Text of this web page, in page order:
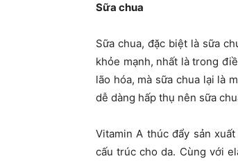
Sữa chua
Sữa chua, đặc biệt là sữa
khỏe mạnh, nhất là trong
lão hóa, mà sữa chua lại là
dễ dàng hấp thụ nên sữa
Vitamin A thúc đẩy sản
cấu trúc cho da. Cùng với